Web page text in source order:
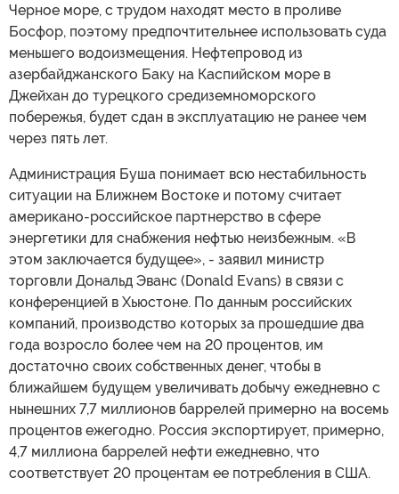
Черное море, с трудом находят место в проливе
Босфор, поэтому предпочтительнее использовать суда
меньшего водоизмещения. Нефтепровод из
азербайджанского Баку на Каспийском море в
Джейхан до турецкого средиземноморского
побережья, будет сдан в эксплуатацию не ранее чем
через пять лет.
Администрация Буша понимает всю нестабильность
ситуации на Ближнем Востоке и потому считает
американо-российское партнерство в сфере
энергетики для снабжения нефтью неизбежным. «В
этом заключается будущее», - заявил министр
торговли Дональд Эванс (Donald Evans) в связи с
конференцией в Хьюстоне. По данным российских
компаний, производство которых за прошедшие два
года возросло более чем на 20 процентов, им
достаточно своих собственных денег, чтобы в
ближайшем будущем увеличивать добычу ежедневно с
нынешних 7,7 миллионов баррелей примерно на восемь
процентов ежегодно. Россия экспортирует, примерно,
4,7 миллиона баррелей нефти ежедневно, что
соответствует 20 процентам ее потребления в США.